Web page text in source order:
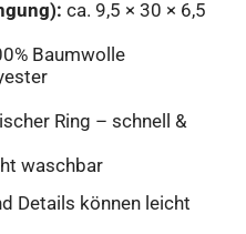
ca. 9,5 × 30 × 6,5
Baumwolle
Ring – schnell &
waschbar
Details können leicht